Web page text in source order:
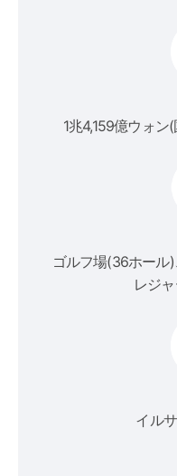
1兆4,159億ウォン
ゴルフ場(36ホール)
レジ
イル